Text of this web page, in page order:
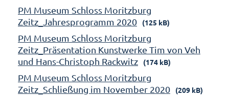
PM Museum Schloss Moritzburg
Zeitz_Jahresprogramm 2020
(125 kB)
PM Museum Schloss Moritzburg
Zeitz_Präsentation Kunstwerke Tim von Veh
und Hans-Christoph Rackwitz
(174 kB)
PM Museum Schloss Moritzburg
Zeitz_Schließung im November 2020
(209 kB)